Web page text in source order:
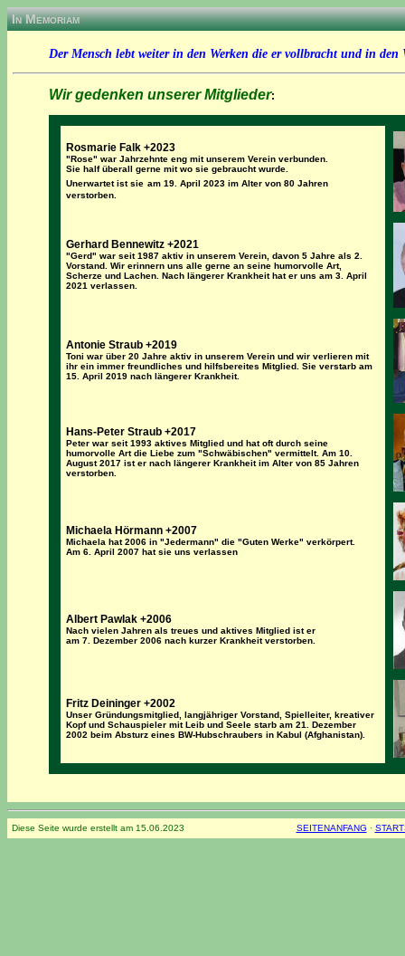
In Memoriam
Der Mensch lebt weiter in den Werken die er vollbracht und in den
Wir gedenken unserer Mitglieder:
Rosmarie Falk +2023
"Rose" war Jahrzehnte eng mit unserem Verein verbunden.
Sie half überall gerne mit wo sie gebraucht wurde.
Unerwartet ist sie am 19. April 2023 im Alter von 80 Jahren
verstorben.
Gerhard Bennewitz +2021
"Gerd" war seit 1987 aktiv in unserem Verein, davon 5 Jahre als 2.
Vorstand. Wir erinnern uns alle gerne an seine humorvolle Art,
Scherze und Lachen. Nach längerer Krankheit hat er uns am 3. April
2021 verlassen.
Antonie Straub +2019
Toni war über 20 Jahre aktiv in unserem Verein und wir verlieren mit
ihr ein immer freundliches und hilfsbereites Mitglied. Sie verstarb am
15. April 2019 nach längerer Krankheit.
Hans-Peter Straub +2017
Peter war seit 1993 aktives Mitglied und hat oft durch seine
humorvolle Art die Liebe zum "Schwäbischen" vermittelt. Am 10.
August 2017 ist er nach längerer Krankheit im Alter von 85 Jahren
verstorben.
Michaela Hörmann +2007
Michaela hat 2006 in "Jedermann" die "Guten Werke" verkörpert.
Am 6. April 2007 hat sie uns verlassen
Albert Pawlak +2006
Nach vielen Jahren als treues und aktives Mitglied ist er
am 7. Dezember 2006 nach kurzer Krankheit verstorben.
Fritz Deininger +2002
Unser Gründungsmitglied, langjähriger Vorstand, Spielleiter, kreativer
Kopf und Schauspieler mit Leib und Seele starb am 21. Dezember
2002 beim Absturz eines BW-Hubschraubers in Kabul (Afghanistan).
Diese Seite wurde erstellt am 15.06.2023 SEITENANFANG ·